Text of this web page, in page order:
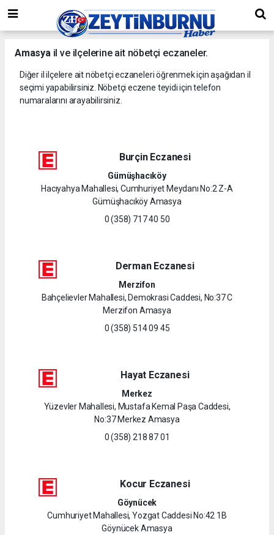
Amasya il ve ilçelerine ait nöbetçi eczaneler.
Diğer il ilçelere ait nöbetçi eczaneleri öğrenmek için aşağıdan il
seçimi yapabilirsiniz. Nöbetçi eczene teyidi için telefon
numaralarını arayabilirsiniz.
Burçin Eczanesi
Gümüşhacıköy
Hacıyahya Mahallesi, Cumhuriyet Meydanı No:2 Z-A
Gümüşhacıköy Amasya
0 (358) 717 40 50
Derman Eczanesi
Merzifon
Bahçelievler Mahallesi, Demokrasi Caddesi, No:37 C
Merzifon Amasya
0 (358) 514 09 45
Hayat Eczanesi
Merkez
Yüzevler Mahallesi, Mustafa Kemal Paşa Caddesi,
No:37 Merkez Amasya
0 (358) 218 87 01
Kocur Eczanesi
Göynücek
Cumhuriyet Mahallesi, Yozgat Caddesi No:42 1B
Göynücek Amasya